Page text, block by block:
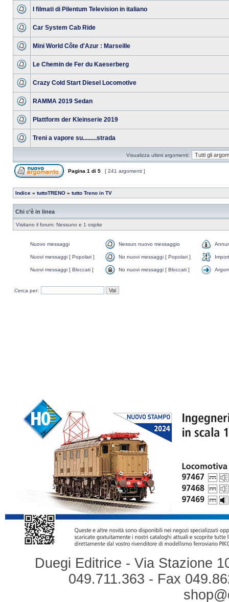
I filmati di Pilentum Television in italiano
Car System Cab Ride
Mini World Côte d'Azur : Marseille
Le Chemin de Fer du Kaeserberg
Crazy Cold Start Diesel Locomotive
RAMMA 2019 Sedan
Plattform der Kleinserie 2019
Treni a vapore su.........strada
Visualizza ultimi argomenti:
Pagina 1 di 5 [ 241 argomenti ]
Indice » tuttoTRENO » tutto Treno in TV
Chi c’è in linea
Visitano il forum: Nessuno e 1 ospite
Nuovo messaggi Nessun nuovo messaggio
Nuovi messaggi [ Popolari ] No nuovi messaggi [ Popolari ]
Nuovi messaggi [ Bloccati ] No nuovi messaggi [ Bloccati ]
Cerca per:
Duegi Editrice - Via Stazione
049.711.363 - Fax